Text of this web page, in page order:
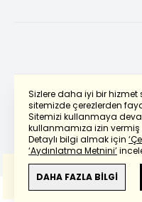
Sizlere daha iyi bir
sitemizde çerezlerden
Sitemizi kullanmaya
kullanmamıza izin
Detaylı bilgi almak için
‘Aydınlatma Metnini’
DAHA FAZLA BİLGİ
Powered by
Bu çevirideGoogle
Anlam ve çeviri hatalarından
sorumlu